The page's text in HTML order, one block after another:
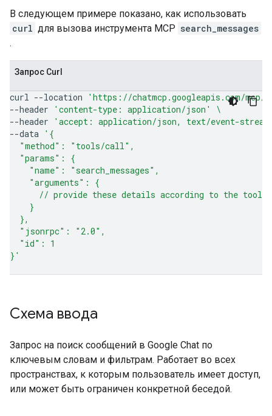
В следующем примере показано, как использовать
curl для вызова инструмента MCP search_messages
.
Запрос Curl
curl --location
'https://chatmcp.googleapis.com/mcp/
--header
'content-type: application/json'
\
--header
'accept: application/json, text/event-
--data '{
  "method": "tools/call",
  "params": {
    "name": "search_messages",
    "arguments": {
// provide these details according to the tool
    }
  },
  "jsonrpc": "2.0",
  "id": 1
}'
Схема ввода
Запрос на поиск сообщений в Google Chat по
ключевым словам и фильтрам. Работает во всех
пространствах, к которым пользователь имеет доступ,
или может быть ограничен конкретной беседой.